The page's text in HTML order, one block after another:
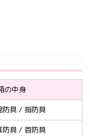
の中身
具 / 指防具
具 / 首防具